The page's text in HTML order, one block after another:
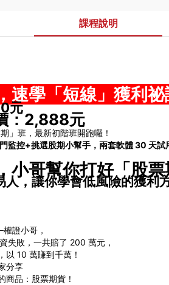
課程說明
速學「短線」獲利祕
元
：2,888元
」班，最新初階班開跑囉！
監控+挑選股期小幫手，兩套軟體 30 天試
小哥幫你打好「股
人，讓你學會低風險的獲利
證小哥，
失敗，一共賠了 200 萬元，
以 10 萬賺到千萬！
分享
商品：股票期貨！